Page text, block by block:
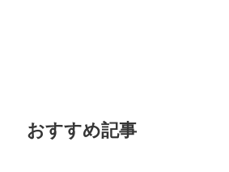
おすすめ記事